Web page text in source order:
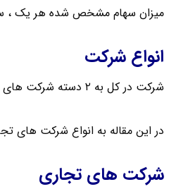
میزان سهام مشخص شده هر یک ،
انواع شرکت
شرکت در کل به ۲ دسته شرکت های تجاری و شرکت های مدنی تقسیم می شود .
در این مقاله به انواع شرکت های
شرکت های تجاری